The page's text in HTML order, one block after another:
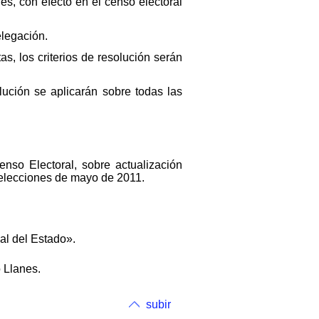
los criterios de resolución serán
se aplicarán sobre todas las
Electoral, sobre actualización
de mayo de 2011.
del Estado».
Llanes.
subir